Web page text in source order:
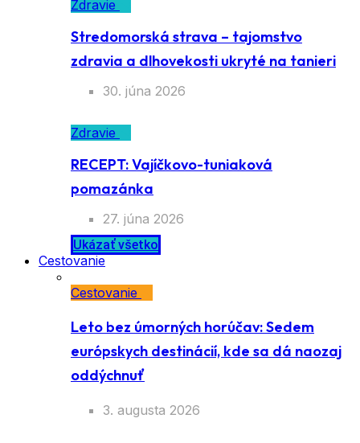
Zdravie
Stredomorská strava – tajomstvo
zdravia a dlhovekosti ukryté na tanieri
30. júna 2026
Zdravie
RECEPT: Vajíčkovo-tuniaková
pomazánka
27. júna 2026
Ukázať všetko
Cestovanie
Cestovanie
Leto bez úmorných horúčav: Sedem
európskych destinácií, kde sa dá naozaj
oddýchnuť
3. augusta 2026